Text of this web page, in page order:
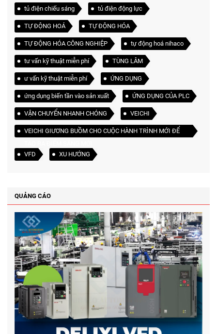
tủ điện chiếu sáng tủ điện động lực
TỰ ĐỘNG HOÁ TỰ ĐỘNG HÓA
TỰ ĐỘNG HÓA CÔNG NGHIỆP tự động hoá nihaco
tư vấn kỹ thuật miễn phí TÙNG LÂM
ư vấn kỹ thuật miễn phí ỨNG DỤNG
ứng dụng biến tần vào sản xuất ỨNG DỤNG CỦA PLC
VẬN CHUYỂN NHANH CHÓNG VEICHI
VEICHI GIƯƠNG BUỒM CHO CUỘC HÀNH TRÌNH MỚI ĐỂ
VFD
XU HƯỚNG
QUẢNG CÁO